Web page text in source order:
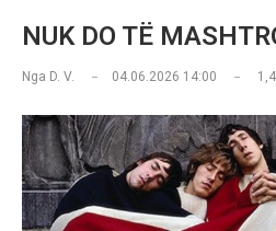
NUK DO TË
Nga D. V. 04.06.2026 14:00